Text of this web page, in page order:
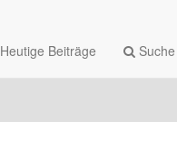
Heutige Beiträge Suche